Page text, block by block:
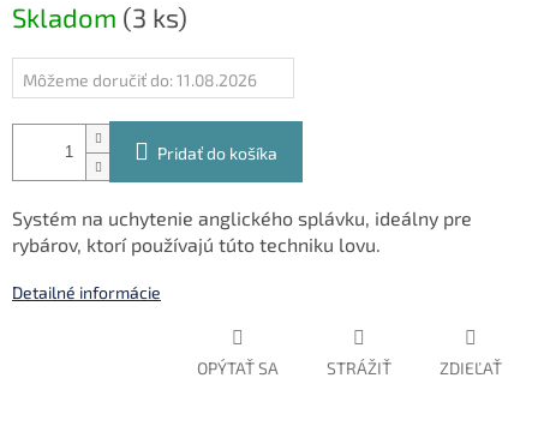
cena:
Skladom (3 ks)
Môžeme doručiť do: 11.08.2026
Pridať do košíka
Systém na uchytenie anglického splávku, ideálny pre
rybárov, ktorí používajú túto techniku lovu.
Detailné informácie
OPÝTAŤ SA STRÁŽIŤ ZDIEĽAŤ